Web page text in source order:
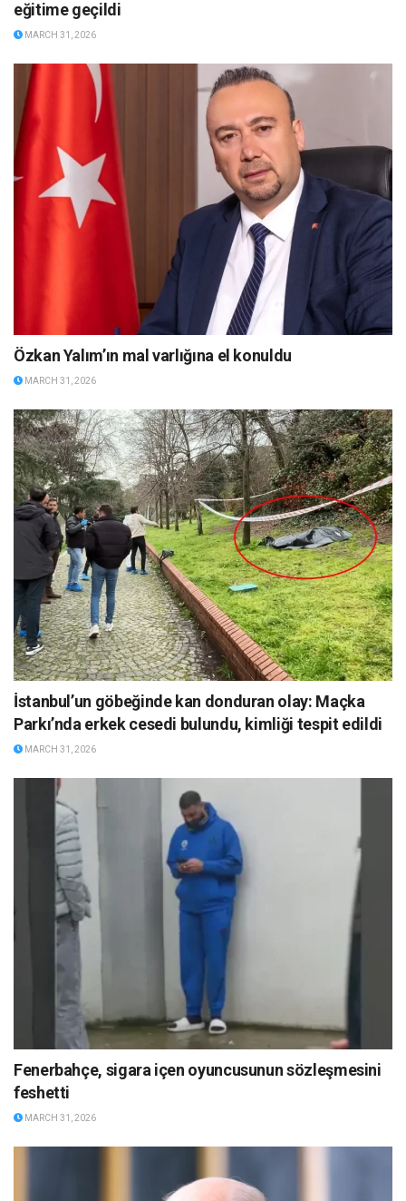
eğitime geçildi
MARCH 31, 2026
Özkan Yalım’ın mal varlığına el konuldu
MARCH 31, 2026
İstanbul’un göbeğinde kan donduran olay: Maçka
Parkı’nda erkek cesedi bulundu, kimliği tespit edildi
MARCH 31, 2026
Fenerbahçe, sigara içen oyuncusunun sözleşmesini
feshetti
MARCH 31, 2026